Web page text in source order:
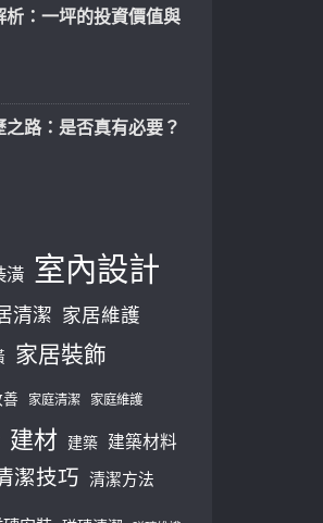
析：一坪的投資價值與
路：是否真有必要？
潢 室內設計
清潔 家居維護
家居裝飾
家庭清潔 家庭維護
建材 建築 建築材料
潔技巧 清潔方法